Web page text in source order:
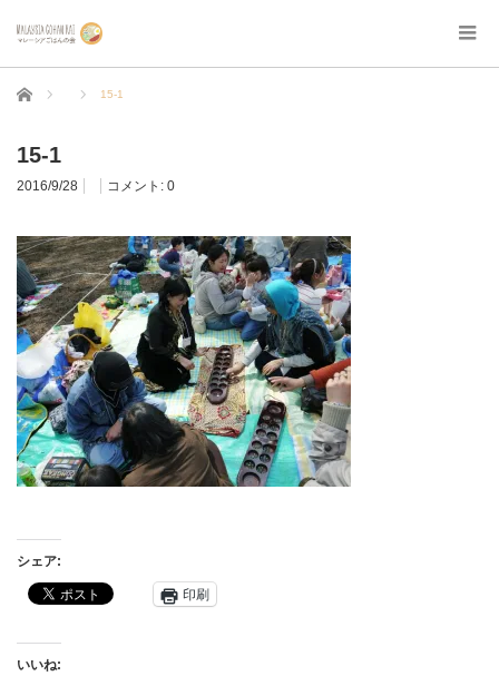
ホーム 15-1
15-1
2016/9/28 コメント: 0
シェア:
印刷
いいね: